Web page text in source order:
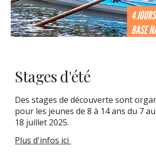
Stages d'été
Des stages de découverte sont
pour les jeunes de 8 à 14 ans du 7
18 juillet 2025.
Plus d'infos ici